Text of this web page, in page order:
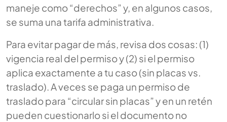
maneje como “derechos” y, en algunos casos,
se suma una tarifa administrativa.
Para evitar pagar de más, revisa dos cosas: (1)
vigencia real del permiso y (2) si el permiso
aplica exactamente a tu caso (sin placas vs.
traslado). A veces se paga un permiso de
traslado para “circular sin placas” y en un retén
pueden cuestionarlo si el documento no